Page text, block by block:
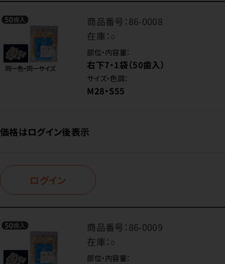
商品番号：86-0008
在庫：○
部位・内容量：
右下7・1袋（50歯入）
サイズ・色調：
M28・S55
価格はログイン後表示
ログイン
商品番号：86-0009
在庫：○
部位・内容量：